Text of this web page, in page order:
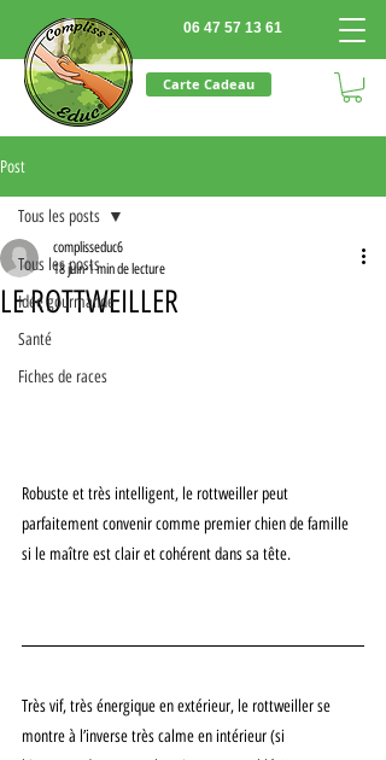
06 47 57 13 61
Carte Cadeau
Post
Tous les posts
Idée gourmande
Santé
Fiches de races
Tous les posts
LE ROTTWEILLER
complisseduc6
18 juin 1 min de lecture
Robuste et très intelligent, le rottweiller peut
parfaitement convenir comme premier chien de famille
si le maître est clair et cohérent dans sa tête.
Très vif, très énergique en extérieur, le rottweiller se
montre à l’inverse très calme en intérieur (si